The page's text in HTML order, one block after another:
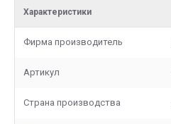
Характеристики
Фирма производитель
Артикул
Страна производства